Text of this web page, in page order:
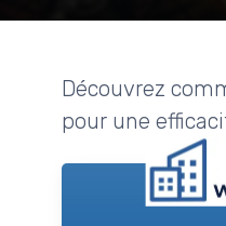
Découvrez
pour une